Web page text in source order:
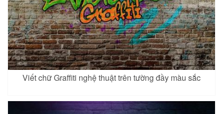
Viết chữ Graffiti nghệ thuật trên tường đầy màu sắc